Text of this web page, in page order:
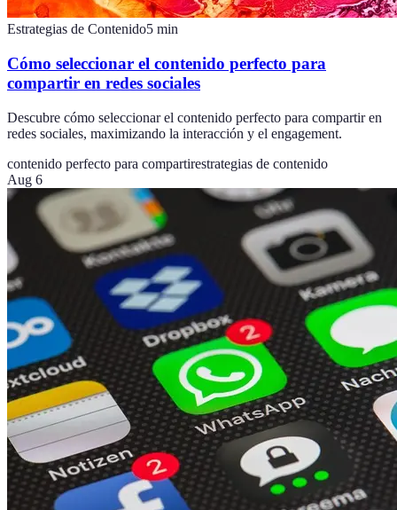
Estrategias de Contenido5 min
Cómo seleccionar el contenido perfecto para
compartir en redes sociales
Descubre cómo seleccionar el contenido perfecto para compartir en
redes sociales, maximizando la interacción y el engagement.
contenido perfecto para compartirestrategias de contenido
Aug 6